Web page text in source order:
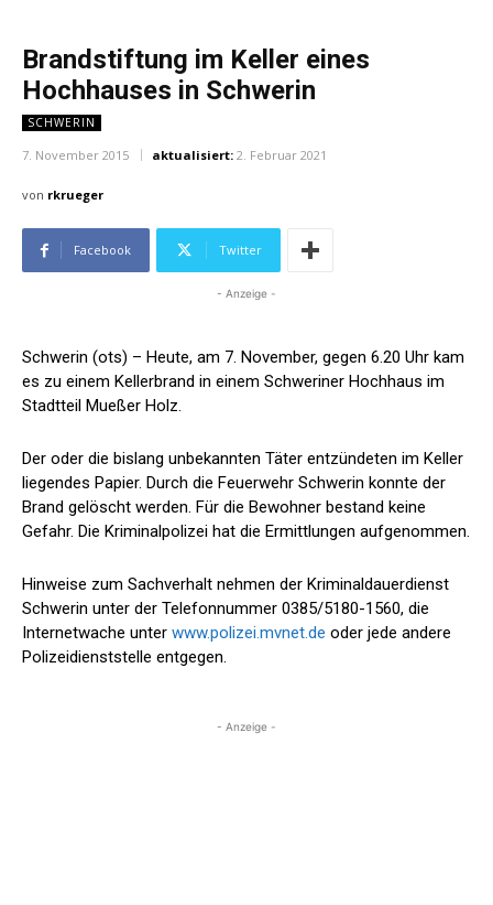
Brandstiftung im Keller eines
Hochhauses in Schwerin
SCHWERIN
7. November 2015 aktualisiert: 2. Februar 2021
von rkrueger
Facebook Twitter
- Anzeige -
Schwerin (ots) – Heute, am 7. November, gegen 6.20 Uhr kam
es zu einem Kellerbrand in einem Schweriner Hochhaus im
Stadtteil Mueßer Holz.
Der oder die bislang unbekannten Täter entzündeten im Keller
liegendes Papier. Durch die Feuerwehr Schwerin konnte der
Brand gelöscht werden. Für die Bewohner bestand keine
Gefahr. Die Kriminalpolizei hat die Ermittlungen aufgenommen.
Hinweise zum Sachverhalt nehmen der Kriminaldauerdienst
Schwerin unter der Telefonnummer 0385/5180-1560, die
Internetwache unter www.polizei.mvnet.de oder jede andere
Polizeidienststelle entgegen.
- Anzeige -